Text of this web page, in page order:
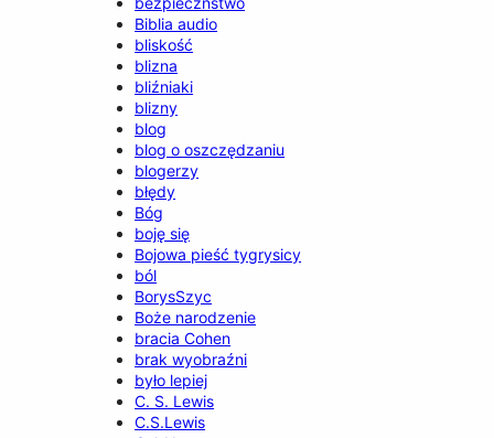
Biblia audio
bliskość
blizna
bliźniaki
blizny
blog
blog o oszczędzaniu
blogerzy
błędy
Bóg
boję się
Bojowa pieść tygrysicy
ból
BorysSzyc
Boże narodzenie
bracia Cohen
brak wyobraźni
było lepiej
C. S. Lewis
C.S.Lewis